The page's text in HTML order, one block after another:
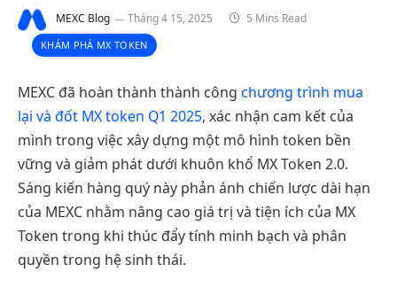
MEXC Blog Tháng 4 15, 2025 5 Mins Read
KHÁM PHÁ MX TOKEN
MEXC đã hoàn thành thành công chương trình mua
lại và đốt MX token Q1 2025, xác nhận cam kết của
mình trong việc xây dựng một mô hình token bền
vững và giảm phát dưới khuôn khổ MX Token 2.0.
Sáng kiến hàng quý này phản ánh chiến lược dài hạn
của MEXC nhằm nâng cao giá trị và tiện ích của MX
Token trong khi thúc đẩy tính minh bạch và phân
quyền trong hệ sinh thái.